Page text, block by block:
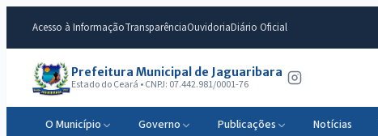
Acesso à InformaçãoTransparênciaOuvidoriaDiário Oficial
Prefeitura Municipal de Jaguaribara
Estado do Ceará • CNPJ: 07.442.981/0001-76
O Município Governo Publicações Notícias